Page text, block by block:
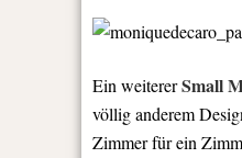
Ein weitererSmall
völlig anderem
Zimmer für ein